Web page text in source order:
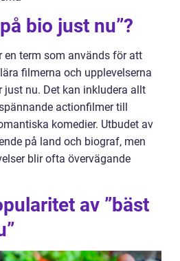
bio just nu”?
en term som används för att
filmerna och upplevelserna
nu. Det kan inkludera allt
actionfilmer till
komedier. Utbudet av
på land och biograf, men
blir ofta övervägande
av ”bäst